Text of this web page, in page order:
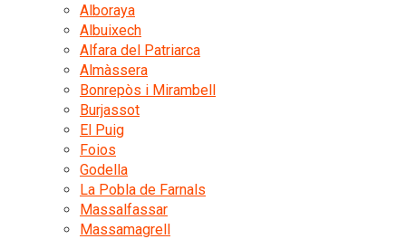
Alboraya
Albuixech
Alfara del Patriarca
Almàssera
Bonrepòs i Mirambell
Burjassot
El Puig
Foios
Godella
La Pobla de Farnals
Massalfassar
Massamagrell